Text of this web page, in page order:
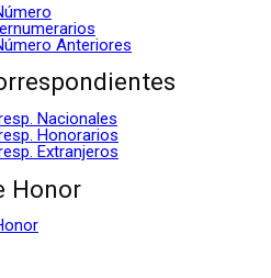
Anteriores
Nacionales
Honorarios
Extranjeros
Honor